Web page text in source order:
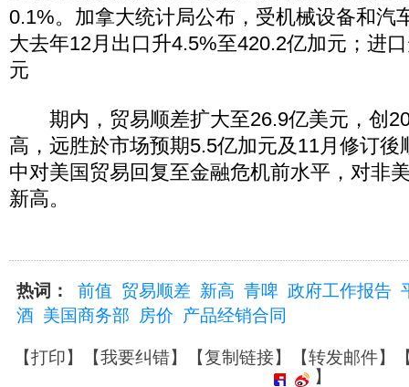
0.1%。加拿大统计局公布，受机械设备和汽
大去年12月出口升4.5%至420.2亿加元；进
元
期内，贸易顺差扩大至26.9亿美元，创
高，远胜於市场预期5.5亿加元及11月修订後
中对美国贸易回复至金融危机前水平，对非
新高。
热词： 前值 贸易顺差 新高 青啤 政府工作报告
酒 美国商务部 房价 产品经销合同
【打印】【我要纠错】【复制链接】【转发邮件】
】